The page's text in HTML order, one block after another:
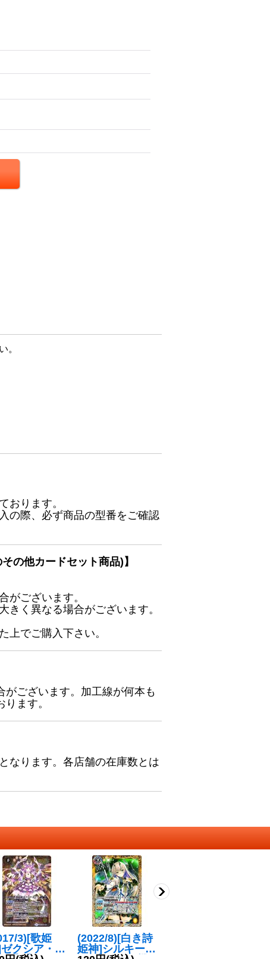
。
おります。
の際、必ず商品の型番をご確認
の他カードセット商品)】
がございます。
きく異なる場合がございます。
上でご購入下さい。
ございます。加工線が何本も
ます。
なります。各店舗の在庫数とは
3)[歌姫
クシア・テ
(2022/8)[白き詩
姫神]シルキー・